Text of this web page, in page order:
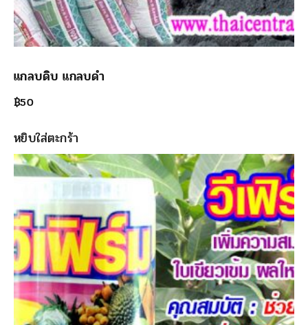
แกลบดิบ แกลบดำ
฿50
หยิบใส่ตะกร้า